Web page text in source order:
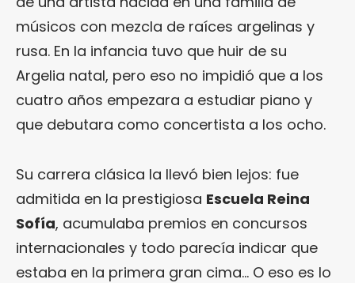
músicos con mezcla de raíces argelinas y
rusa. En la infancia tuvo que huir de su
Argelia natal, pero eso no impidió que a los
cuatro años empezara a estudiar piano y
que debutara como concertista a los ocho.
Su carrera clásica la llevó bien lejos: fue
admitida en la prestigiosa Escuela Reina
Sofía, acumulaba premios en concursos
internacionales y todo parecía indicar que
estaba en la primera gran cima… O eso es lo